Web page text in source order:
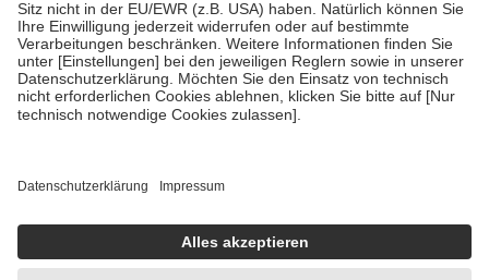
mit Ausnahme der Fahrkosten
• Untersuchungen zur Vorsorge und Früherkennung, die von der
GKV getragen werden
• empfohlenen Schutzimpfungen
• Harn- und Blutteststreifen
getroffen, um sicherzustellen, dass es sich um echte Bewertungen
https://help.etrusted.com/hc/de/articles/4419944605341
Einige Bilder und Inhalte wurden unter Zuhilfenahme künstlicher